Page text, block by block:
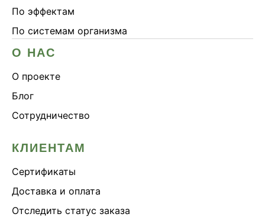
По эффектам
По системам организма
О НАС
О проекте
Блог
Сотрудничество
КЛИЕНТАМ
Сертификаты
Доставка и оплата
Отследить статус заказа